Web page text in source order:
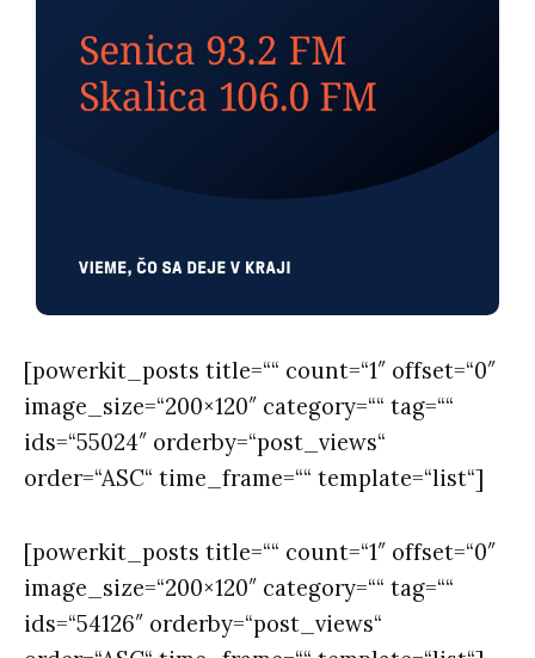
[powerkit_posts title=““ count=“1″ offset=“0″
image_size=“200×120″ category=““ tag=““
ids=“55024″ orderby=“post_views“
order=“ASC“ time_frame=““ template=“list“]
[powerkit_posts title=““ count=“1″ offset=“0″
image_size=“200×120″ category=““ tag=““
ids=“54126″ orderby=“post_views“